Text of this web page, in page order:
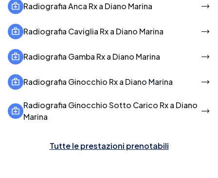
Radiografia Anca Rx a Diano Marina
Radiografia Caviglia Rx a Diano Marina
Radiografia Gamba Rx a Diano Marina
Radiografia Ginocchio Rx a Diano Marina
Radiografia Ginocchio Sotto Carico Rx a Diano
Marina
Tutte le prestazioni prenotabili